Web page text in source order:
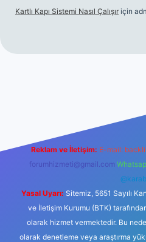
Kartlı Kapı Sistemi Nasıl Çalışır için
Reklam ve İletişim: E-mail:
forumhizmeti@gmail.com
Yasal Uyarı: Sitemiz, 5651 Sayılı
ve İletişim Kurumu (BTK)
olarak hizmet vermektedir. Bu
olarak denetleme veya araştırma